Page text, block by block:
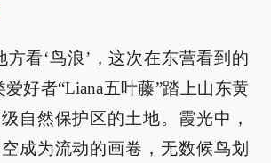
方看‘鸟浪’，这次在东营看到的
好者“Liana五叶藤”踏上山东黄
自然保护区的土地。霞光中，
成为流动的画卷，无数候鸟划